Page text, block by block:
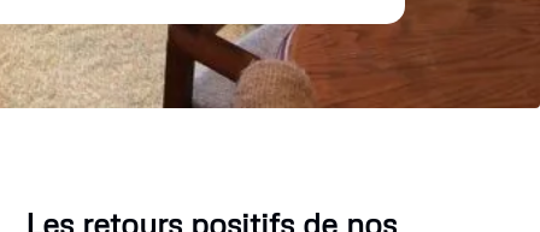
Les retours positifs de nos